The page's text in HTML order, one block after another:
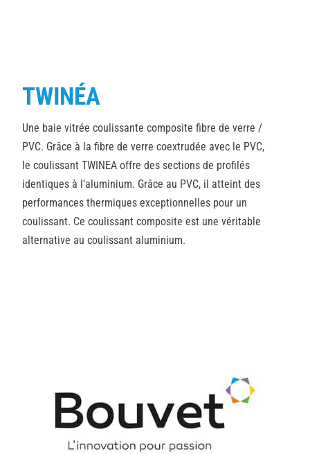
TWINÉA
Une baie vitrée coulissante composite fibre de verre /
PVC. Grâce à la fibre de verre coextrudée avec le PVC,
le coulissant TWINEA offre des sections de profilés
identiques à l’aluminium. Grâce au PVC, il atteint des
performances thermiques exceptionnelles pour un
coulissant. Ce coulissant composite est une véritable
alternative au coulissant aluminium.